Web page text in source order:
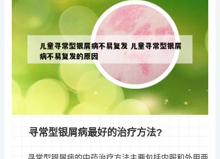
寻常型银屑病最好的治疗方法?